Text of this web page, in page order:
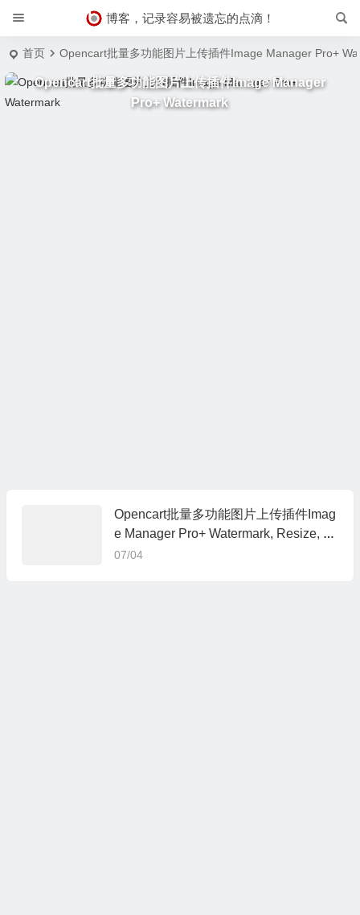
博客，记录容易被遗忘的点滴！
首页 Opencart批量多功能图片上传插件Image Manager Pro+
Opencart批量多功能图片上传插件Image Manager
Pro+ Watermark
Opencart批量多功能图片上传插件Imag
e Manager Pro+ Watermark, Resize, Ft
p
07/04